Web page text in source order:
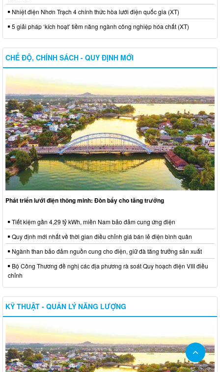
Nhiệt điện Nhơn Trạch 4 chính thức hòa lưới điện quốc gia (XT)
5 giải pháp ‘kích hoạt’ tiềm năng ngành công nghiệp hóa chất (XT)
CHẾ ĐỘ, CHÍNH SÁCH - QUY ĐỊNH MỚI
Phát triển lưới điện thông minh: Đòn bẩy cho tăng trưởng
Tiết kiệm gần 4,29 tỷ kWh, miền Nam bảo đảm cung ứng điện
Quy định mới nhất về thời gian điều chỉnh giá bán lẻ điện bình quân
Ngành than bảo đảm nguồn cung cho điện, giữ đà tăng trưởng sản xuất
Bộ Công Thương đề nghị các địa phương rà soát Quy hoạch điện VIII điều
chỉnh
KỸ THUẬT - QUẢN LÝ NĂNG LƯỢNG